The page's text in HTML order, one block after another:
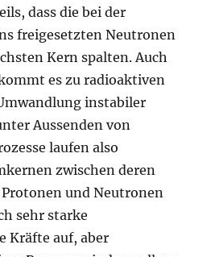
dass die bei der
freigesetzten Neutronen
Kern spalten. Auch
es zu radioaktiven
instabiler
Aussenden von
laufen also
zwischen deren
und Neutronen
sehr starke
Kräfte auf, aber